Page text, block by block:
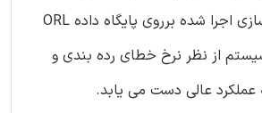
است. نتایج شبیه سازی اجرا شده برروی پایگاه داده ORL
از نظر نرخ خطای رده بندی و
عملکرد عالی دست می یابد.